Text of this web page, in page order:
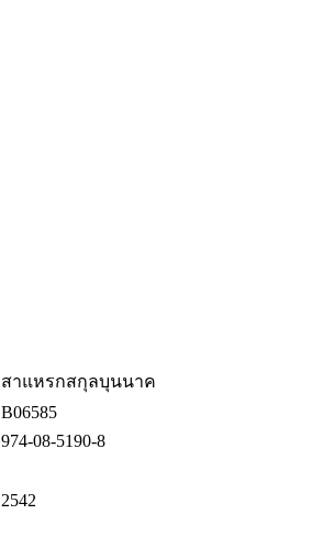
สาแหรกสกุลบุนนาค
B06585
974-08-5190-8
2542